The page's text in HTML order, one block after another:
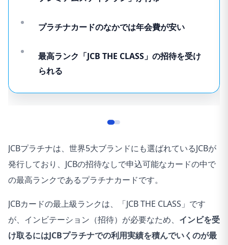
プラチナカードのなかでは年会費が安い
最高ランク「JCB THE CLASS」の招待を受け
られる
JCBプラチナは、世界5大ブランドにも選ばれているJCBが
発行しており、JCBの招待なしで申込可能なカードの中で
の最高ランクであるプラチナカードです。
JCBカードの最上級ランクは、「JCB THE CLASS」です
が、インビテーション（招待）が必要なため、 インビを受
け取るにはJCBプラチナでの利用実績を積んでいくのが最